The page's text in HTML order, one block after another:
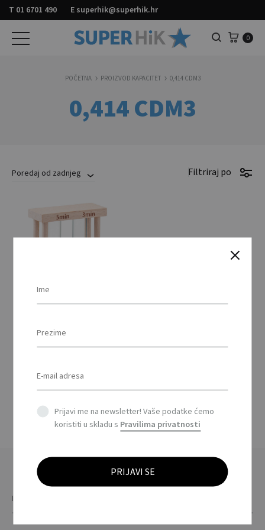
T 01 6701 490 E superhik@superhik.hr
Pretraga 0
0,414 CDM3
POČETNA PROIZVOD KAPACITET 0,414 CDM3
Poredaj od zadnjeg Filtriraj po
BI – Set od 2 pješčana
sata / Set of 2 wooden
Prijavi me na newsletter! Vaše podatke ćemo
koristiti u skladu s Pravilima privatnosti